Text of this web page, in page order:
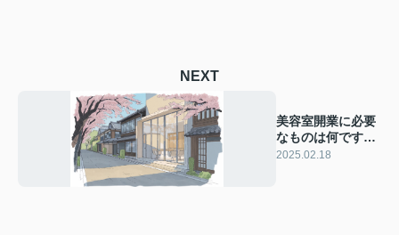
NEXT
美容室開業に必要
なものは何です
か？京都での成功
2025.02.18